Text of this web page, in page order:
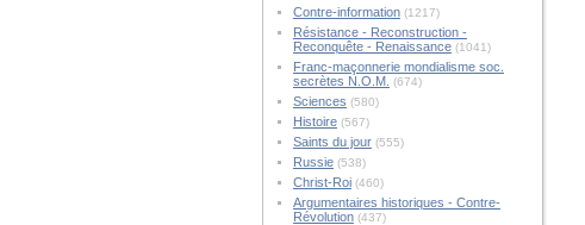
Contre-information(1217)
Résistance - Reconstruction -
Reconquête - Renaissance(1041)
Franc-maçonnerie mondialisme soc.
secrètes N.O.M. (674)
Sciences (580)
Histoire(567)
Saints du jour(555)
Russie(538)
Christ-Roi(460)
Argumentaires historiques - Contre-
Révolution(437)